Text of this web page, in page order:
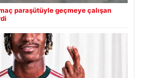
paraşütüyle geçmeye çalışan